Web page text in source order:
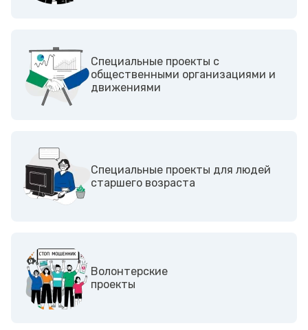
Cпециальные проекты с
общественными организациями и
движениями
Специальные проекты для людей
старшего возраста
Волонтерские
проекты